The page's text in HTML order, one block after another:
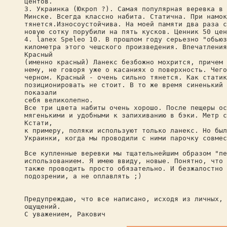
3. Украинка (Юкроп ?). Самая популярная веревка в
Минске. Всегда классно набита. Статична. При
тянется.Износоустойчива. На моей памяти два раза
новую сотку порубили на пять кусков. Ценник 50
4. lanex Speleo 10. В прошлом году серьезно
километра этого чешского произведения.
Красный
(именно красный) Ланекс безбожно мохрится,
нему, не говоря уже о касаниях о поверхность.
черном. Красный - очень сильно тянется. Как
позиционировать не стоит. В то же время
показали
себя великолепно.
Все три цвета набиты очень хорошо. После пещеры
мягенькими и удобными к запихиванию в бэки. Метр
Кстати,
к примеру, поляки используют только ланекс. Но
Украинки, когда мы проводили с ними парочку
Все купленные веревки мы тщательнейшим образом
использованием. Я имею ввиду, новые. Понятно, что
также проводить просто обязательно. И безжалостно
подозрении, а не оплавлять ;)
Предупреждаю, что все написано, исходя из личных,
ощущений.
С уважением, Ракович